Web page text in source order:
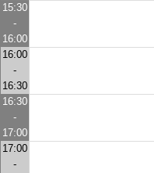
15:30
-
16:00
16:00
-
16:30
16:30
-
17:00
17:00
-